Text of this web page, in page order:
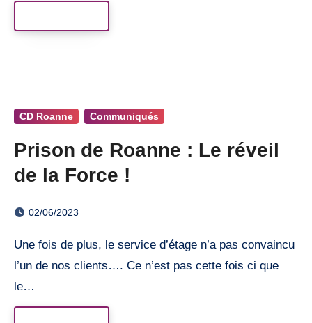
CD Roanne Communiqués
Prison de Roanne : Le réveil
de la Force !
02/06/2023
Une fois de plus, le service d’étage n’a pas convaincu
l’un de nos clients…. Ce n’est pas cette fois ci que
le…